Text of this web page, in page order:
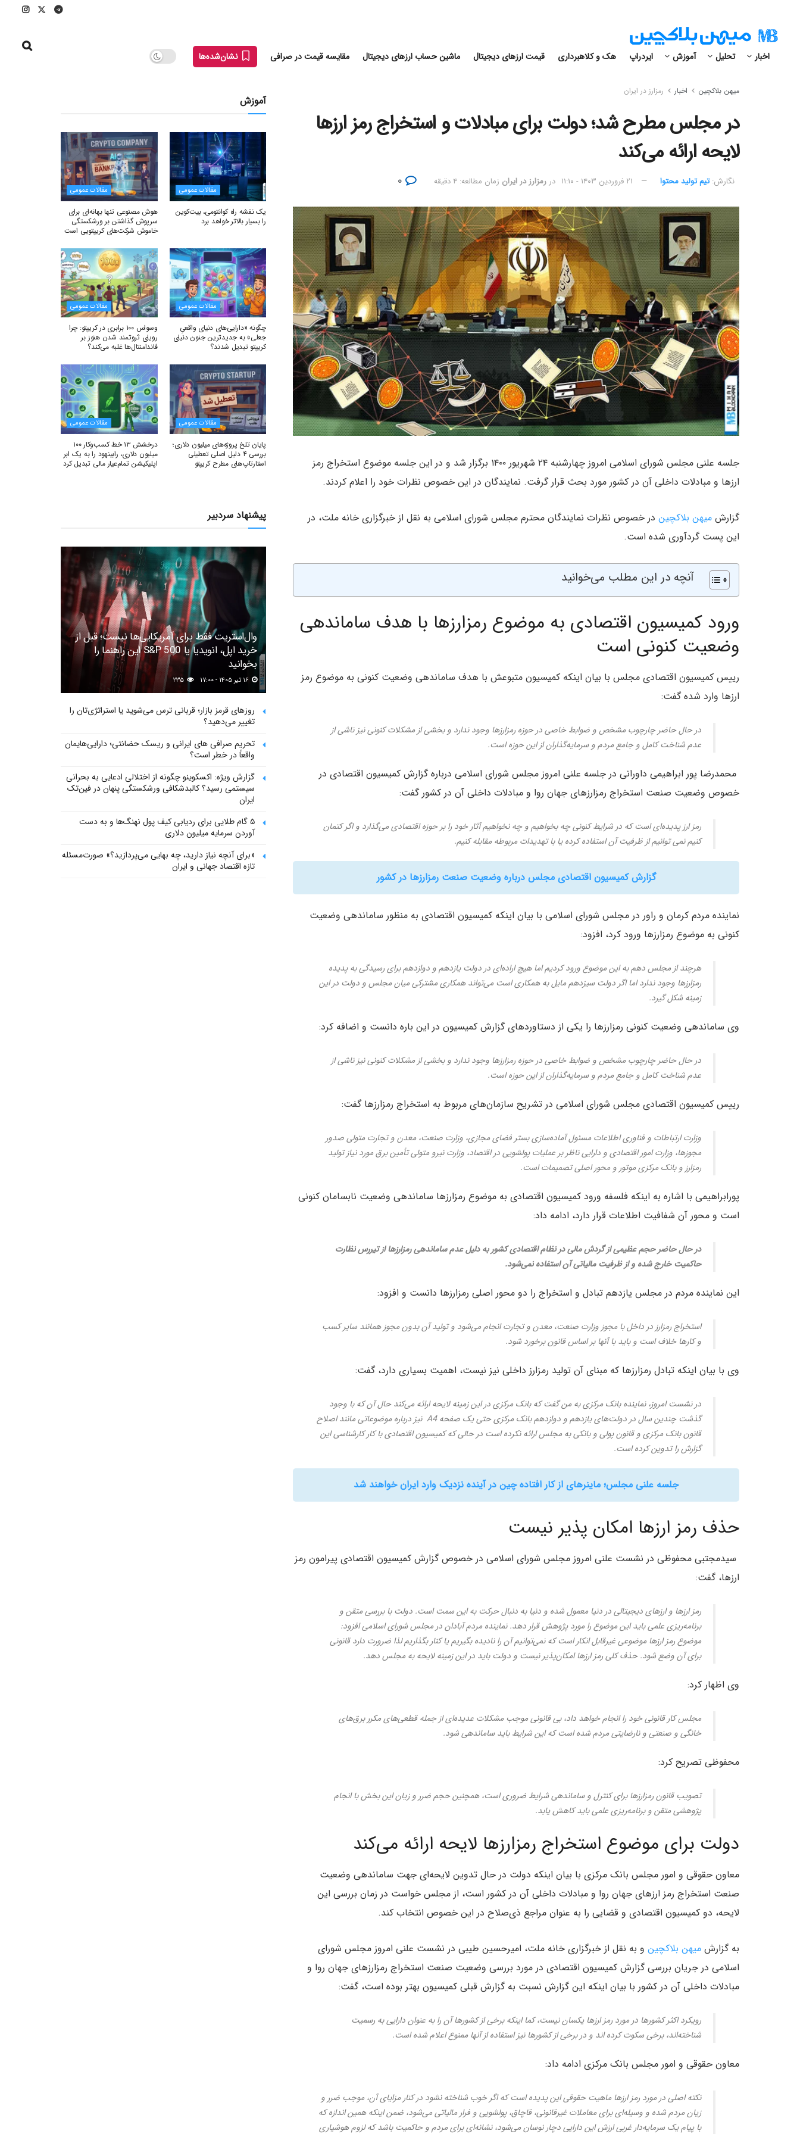
اخبار تحلیل آموزش ایردراپ هک و کلاهبرداری قیمت ارزهای دیجیتال ماشین حساب ارزهای دیجیتال مقایسه قیمت در صرافی نشان‌شده‌ها
میهن بلاکچین اخبار رمزارز در ایران
در مجلس مطرح شد؛ دولت برای مبادلات و استخراج رمز ارزها
لایحه ارائه می‌کند
نگارش:‌ تیم تولید محتوا ۲۱ فروردین ۱۴۰۳ - ۱۱:۱۰ در رمزارز در ایران زمان مطالعه: ۴ دقیقه
جلسه علنی مجلس شورای اسلامی امروز چهارشنبه ۲۴ شهریور ۱۴۰۰ برگزار شد و در این جلسه موضوع استخراج رمز
ارزها و مبادلات داخلی آن در کشور مورد بحث قرار گرفت. نمایندگان در این خصوص نظرات خود را اعلام کردند.
گزارش میهن بلاکچین در خصوص نظرات نمایندگان محترم مجلس شورای اسلامی به نقل از خبرگزاری خانه ملت، در
این پست گردآوری شده است.
آنچه در این مطلب می‌خوانید
ورود کمیسیون اقتصادی به موضوع رمزارزها با هدف ساماندهی
وضعیت کنونی است
رییس کمیسیون اقتصادی مجلس با بیان اینکه کمیسیون متبوعش با هدف ساماندهی وضعیت کنونی به موضوع رمز
ارزها وارد شده گفت:
در حال حاضر چارچوب مشخص و ضوابط خاصی در حوزه رمزارزها وجود ندارد و بخشی از مشکلات کنونی نیز ناشی از
عدم شناخت کامل و جامع مردم و سرمایه‌گذاران از این حوزه است.
محمدرضا پور ابراهیمی داورانی در جلسه علنی امروز مجلس شورای اسلامی درباره گزارش کمیسیون اقتصادی در
خصوص وضعیت صنعت استخراج رمزارزهای جهان روا و مبادلات داخلی آن در کشور گفت:
رمز ارز پدیده‌ای است که در شرایط کنونی چه بخواهیم و چه نخواهیم آثار خود را بر حوزه اقتصادی می‌گذارد و اگر کتمان
کنیم نمی توانیم از ظرفیت آن استفاده کرده یا با تهدیدات مربوطه مقابله کنیم.
گزارش کمیسیون اقتصادی مجلس درباره وضعیت صنعت رمزارزها در کشور
نماینده مردم کرمان و راور در مجلس شورای اسلامی با بیان اینکه کمیسیون اقتصادی به منظور ساماندهی وضعیت
کنونی به موضوع رمزارزها ورود کرد، افزود:
هرچند از مجلس دهم به این موضوع ورود کردیم اما هیچ اراده‌ای در دولت یازدهم و دوازدهم برای رسیدگی به پدیده
رمزارزها وجود ندارد اما اگر دولت سیزدهم مایل به همکاری است می‌تواند همکاری مشترکی میان مجلس و دولت در این
زمینه شکل گیرد.
وی ساماندهی وضعیت کنونی رمزارزها را یکی از دستاوردهای گزارش کمیسیون در این باره دانست و اضافه کرد:
در حال حاضر چارچوب مشخص و ضوابط خاصی در حوزه رمزارزها وجود ندارد و بخشی از مشکلات کنونی نیز ناشی از
عدم شناخت کامل و جامع مردم و سرمایه‌گذاران از این حوزه است.
رییس کمیسیون اقتصادی مجلس شورای اسلامی در تشریح سازمان‌های مربوط به استخراج رمزارزها گفت:
وزارت ارتباطات و فناوری اطلاعات مسئول آماده‌سازی بستر فضای مجازی، وزارت صنعت، معدن و تجارت متولی صدور
مجوزها، وزارت امور اقتصادی و دارایی ناظر بر عملیات پولشویی در اقتصاد، وزارت نیرو متولی تأمین برق مورد نیاز تولید
رمزارز و بانک مرکزی موتور و محور اصلی تصمیمات است.
پورابراهیمی با اشاره به اینکه فلسفه ورود کمیسیون اقتصادی به موضوع رمزارزها ساماندهی وضعیت نابسامان کنونی
است و محور آن شفافیت اطلاعات قرار دارد، ادامه داد:
در حال حاضر حجم عظیمی از گردش مالی در نظام اقتصادی کشور به دلیل عدم ساماندهی رمزارزها از تیررس نظارت
حاکمیت خارج شده و از ظرفیت مالیاتی آن استفاده نمی‌شود.
این نماینده مردم در مجلس یازدهم تبادل و استخراج را دو محور اصلی رمزارزها دانست و افزود:
استخراج رمزارز در داخل با مجوز وزارت صنعت، معدن و تجارت انجام می‌شود و تولید آن بدون مجوز همانند سایر کسب
و کارها خلاف است و باید با آنها بر اساس قانون برخورد شود.
وی با بیان اینکه تبادل رمزارزها که مبنای آن تولید رمزارز داخلی نیز نیست، اهمیت بسیاری دارد، گفت:
در نشست امروز، نماینده بانک مرکزی به من گفت که بانک مرکزی در این زمینه لایحه ارائه می‌کند حال آن که با وجود
گذشت چندین سال در دولت‌های یازدهم و دوازدهم بانک مرکزی حتی یک صفحه A4 نیز درباره موضوعاتی مانند اصلاح
قانون بانک مرکزی و قانون پولی و بانکی به مجلس ارائه نکرده است در حالی که کمیسیون اقتصادی با کار کارشناسی این
گزارش را تدوین کرده است.
جلسه علنی مجلس؛ ماینرهای از کار افتاده چین در آینده نزدیک وارد ایران خواهند شد
حذف رمز ارزها امکان پذیر نیست
سیدمجتبی محفوظی در نشست علنی امروز مجلس شورای اسلامی در خصوص گزارش کمیسیون اقتصادی پیرامون رمز
ارزها، گفت:
رمز ارزها و ارزهای دیجیتالی در دنیا معمول شده و دنیا به دنبال حرکت به این سمت است. دولت با بررسی متقن و
برنامه‌ریزی علمی باید این موضوع را مورد پژوهش قرار دهد. نماینده مردم آبادان در مجلس شورای اسلامی افزود:
موضوع رمز ارزها موضوعی غیرقابل انکار است که نمی‌توانیم آن را نادیده بگیریم یا کنار بگذاریم لذا ضرورت دارد قانونی
برای آن وضع شود. حذف کلی رمز ارزها امکان‌پذیر نیست و دولت باید در این زمینه لایحه به مجلس دهد.
وی اظهار کرد:
مجلس کار قانونی خود را انجام خواهد داد، بی قانونی موجب مشکلات عدیده‌ای از جمله قطعی‌های مکرر برق‌های
خانگی و صنعتی و نارضایتی مردم شده است که این شرایط باید ساماندهی شود.
محفوظی تصریح کرد:
تصویب قانون رمزارزها برای کنترل و ساماندهی شرایط ضروری است، همچنین حجم ضرر و زیان این بخش با انجام
پژوهشی متقن و برنامه‌ریزی علمی باید کاهش یابد.
دولت برای موضوع استخراج رمزارزها لایحه ارائه می‌کند
معاون حقوقی و امور مجلس بانک مرکزی با بیان اینکه دولت در حال تدوین لایحه‌ای جهت ساماندهی وضعیت
صنعت استخراج رمز ارزهای جهان روا و مبادلات داخلی آن در کشور است، از مجلس خواست در زمان بررسی این
لایحه، دو کمیسیون اقتصادی و قضایی را به عنوان مراجع ذی‌صلاح در این خصوص انتخاب کند.
به گزارش میهن بلاکچین و به نقل از خبرگزاری خانه ملت، امیرحسین طیبی در نشست علنی امروز مجلس شورای
اسلامی در جریان بررسی گزارش کمیسیون اقتصادی در مورد بررسی‌ وضعیت صنعت استخراج رمزارزهای جهان روا و
مبادلات داخلی آن در کشور با بیان اینکه این گزارش نسبت به گزارش قبلی کمیسیون بهتر بوده است، گفت:
رویکرد اکثر کشورها در مورد رمز ارزها یکسان نیست، کما اینکه برخی از کشورها آن را به عنوان دارایی به رسمیت
شناخته‌اند، برخی سکوت کرده اند و در برخی از کشورها نیز استفاده از آنها ممنوع اعلام شده است.
معاون حقوقی و امور مجلس بانک مرکزی ادامه داد:
نکته اصلی در مورد رمز ارزها ماهیت حقوقی این پدیده است که اگر خوب شناخته نشود در کنار مزایای آن، موجب ضرر و
زیان مردم شده و وسیله‌ای برای معاملات غیرقانونی، قاچاق، پولشویی و فرار مالیاتی می‌شود، ضمن اینکه همین اندازه که
با پیام یک سرمایه‌دار غربی ارزش این دارایی دچار نوسان می‌شود، نشانه‌ای برای مردم و حاکمیت باشد که لزوم هوشیاری
آموزش
مقالات عمومی
یک نقشه راه کوانتومی، بیت‌کوین
را بسیار بالاتر خواهد برد
مقالات عمومی
هوش مصنوعی تنها بهانه‌ای برای
سرپوش گذاشتن بر ورشکستگی
خاموش شرکت‌های کریپتویی است
مقالات عمومی
چگونه «دارایی‌های دنیای واقعیِ
جعلی» به جدیدترین جنون دنیای
کریپتو تبدیل شدند؟
مقالات عمومی
وسواس ۱۰۰ برابری در کریپتو: چرا
رویای ثروتمند شدن هنوز بر
فاندامنتال‌ها غلبه می‌کند؟
مقالات عمومی
پایان تلخ پروژه‌های میلیون دلاری؛
بررسی ۴ دلیل اصلی تعطیلی
استارتاپ‌های مطرح کریپتو
مقالات عمومی
درخشش ۱۳ خط کسب‌وکار ۱۰۰
میلیون دلاری، رابینهود را به یک ابر
اپلیکیشن تمام‌عیار مالی تبدیل کرد
پیشنهاد سردبیر
وال‌استریت فقط برای آمریکایی‌ها نیست؛ قبل از
خرید اپل، انویدیا یا S&P 500 این راهنما را
بخوانید
روزهای قرمز بازار؛ قربانی ترس می‌شوید یا استراتژی‌تان را
تغییر می‌دهید؟
تحریم صرافی های ایرانی و ریسک حضانتی؛ دارایی‌هایمان
واقعاً در خطر است؟
گزارش ویژه: اکسکوینو چگونه از اختلالی ادعایی به بحرانی
سیستمی رسید؟ کالبدشکافی ورشکستگی پنهان در فین‌تک
ایران
۵ گام طلایی برای ردیابی کیف پول‌ نهنگ‌ها و به دست
آوردن سرمایه میلیون دلاری
«برای آنچه نیاز دارید، چه بهایی می‌پردازید؟» صورت‌مسئله
تازه اقتصاد جهانی و ایران